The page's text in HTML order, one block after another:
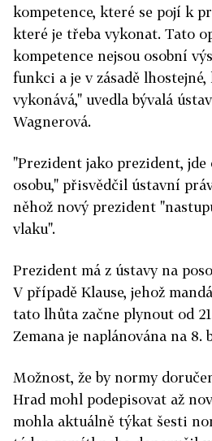
kompetence, které se pojí k
které je třeba vykonat. Tato
kompetence nejsou osobní
funkci a je v zásadě
vykonává," uvedla bývalá
Wagnerová.
"Prezident jako prezident,
osobu," přisvědčil ústavní
něhož nový prezident
vlaku".
Prezident má z ústavy na
V případě Klause, jehož
tato lhůta začne plynout od
Zemana je naplánována na 8.
Možnost, že by normy
Hrad mohl podepisovat až
mohla aktuálně týkat šesti